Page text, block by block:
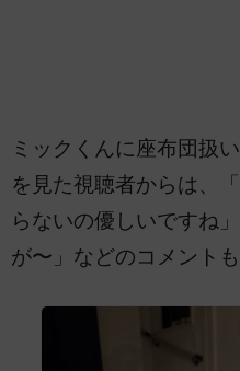
ミックくんに座布団扱
を見た視聴者からは、
らないの優しいですね
が〜」などのコメント